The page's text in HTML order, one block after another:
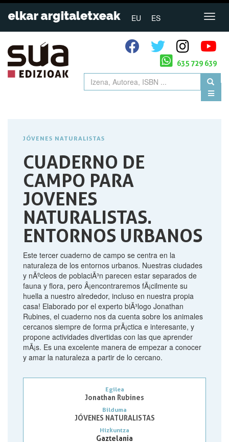
EU ES
635 729 639
JÓVENES NATURALISTAS
CUADERNO DE
CAMPO PARA
JOVENES
NATURALISTAS.
ENTORNOS URBANOS
Este tercer cuaderno de campo se centra en la
naturaleza de los entornos urbanos. Nuestras ciudades
y nÃºcleos de poblaciÃ³n parecen estar separados de
fauna y flora, pero Â¡encontraremos fÃ¡cilmente su
huella a nuestro alrededor, incluso en nuestra propia
casa! Elaborado por el experto biÃ³logo Jonathan
Rubines, el cuaderno nos da cuenta sobre los animales
cercanos siempre de forma prÃ¡ctica e interesante, y
propone actividades divertidas con las que aprender
mÃ¡s. Es una excelente manera de empezar a conocer
y amar la naturaleza a partir de lo cercano.
Egilea
Jonathan Rubines
Bilduma
JÓVENES NATURALISTAS
Hizkuntza
Gaztelania